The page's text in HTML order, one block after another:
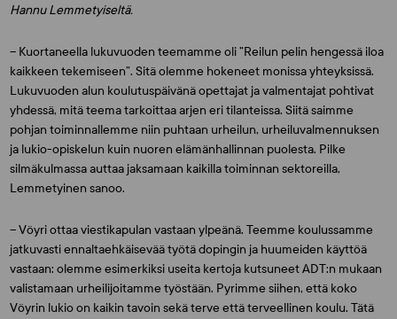
Hannu Lemmetyiseltä.
– Kuortaneella lukuvuoden teemamme oli ”Reilun pelin hengessä iloa
kaikkeen tekemiseen”. Sitä olemme hokeneet monissa yhteyksissä.
Lukuvuoden alun koulutuspäivänä opettajat ja valmentajat pohtivat
yhdessä, mitä teema tarkoittaa arjen eri tilanteissa. Siitä saimme
pohjan toiminnallemme niin puhtaan urheilun, urheiluvalmennuksen
ja lukio-opiskelun kuin nuoren elämänhallinnan puolesta. Pilke
silmäkulmassa auttaa jaksamaan kaikilla toiminnan sektoreilla,
Lemmetyinen sanoo.
– Vöyri ottaa viestikapulan vastaan ylpeänä. Teemme koulussamme
jatkuvasti ennaltaehkäisevää työtä dopingin ja huumeiden käyttöä
vastaan: olemme esimerkiksi useita kertoja kutsuneet ADT:n mukaan
valistamaan urheilijoitamme työstään. Pyrimme siihen, että koko
Vöyrin lukio on kaikin tavoin sekä terve että terveellinen koulu. Tätä